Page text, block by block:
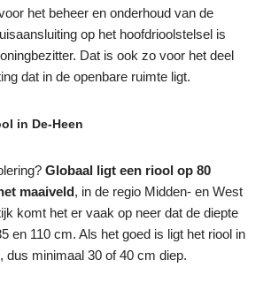
het beheer en onderhoud van de
op het hoofdrioolstelsel is
Dat is ook zo voor het deel
dat in de openbare ruimte ligt.
in De-Heen
Globaal ligt een riool op 80
maaiveld, in de regio Midden- en West
komt het er vaak op neer dat de diepte
en 110 cm. Als het goed is ligt het riool in
dus minimaal 30 of 40 cm diep.